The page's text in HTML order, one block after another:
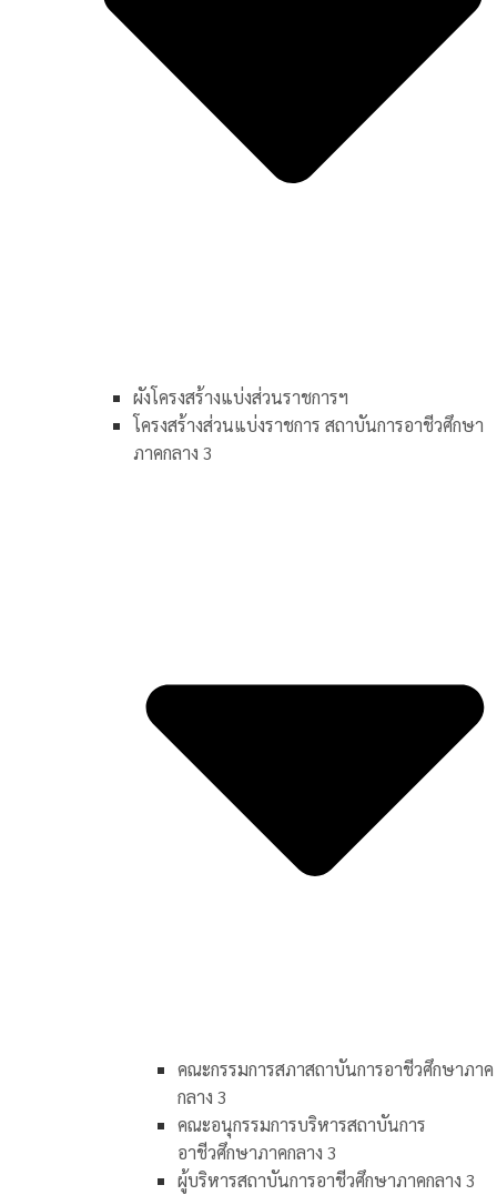
ผังโครงสร้างแบ่งส่วนราชการฯ
โครงสร้างส่วนแบ่งราชการ สถาบันการอาชีวศึกษา
ภาคกลาง 3
คณะกรรมการสภาสถาบันการอาชีวศึกษาภาค
กลาง 3
คณะอนุกรรมการบริหารสถาบันการ
อาชีวศึกษาภาคกลาง 3
ผู้บริหารสถาบันการอาชีวศึกษาภาคกลาง 3